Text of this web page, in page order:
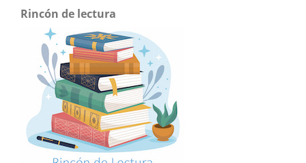
Rincón de lectura